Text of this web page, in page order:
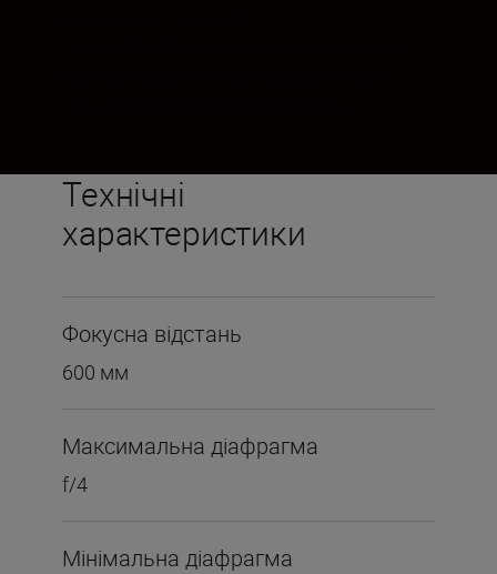
Технічні
характеристики
Фокусна відстань
600 мм
Максимальна діафрагма
f/4
Мінімальна діафрагма